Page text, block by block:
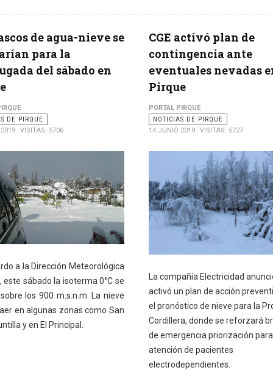
de agua-nieve se
para la
del sábado en
DE PIRQUE
VISITAS: 5706
a la Dirección Meteorológica
este sábado la isoterma 0°C se
los 900 m.s.n.m. La nieve
en algunas zonas como San
y en El Principal.
CGE activó plan de
contingencia ante
eventuales nevadas
Pirque
PORTAL PIRQUE
NOTICIAS DE PIRQUE
14 JUNIO 2019
VISITAS: 5727
La compañía Electricidad
activó un plan de acción
el pronóstico de nieve para la
Cordillera, donde se reforzará
de emergencia priorización
atención de pacientes
electrodependientes.